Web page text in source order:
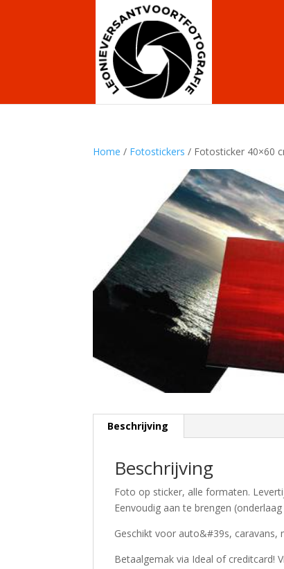
Home / Fotostickers / Fotosticker 40×60
Beschrijving
Beschrijving
Foto op sticker, alle formaten.
Eenvoudig aan te brengen
Geschikt voor auto&#39s, caravans,
Betaalgemak via Ideal of creditcard!